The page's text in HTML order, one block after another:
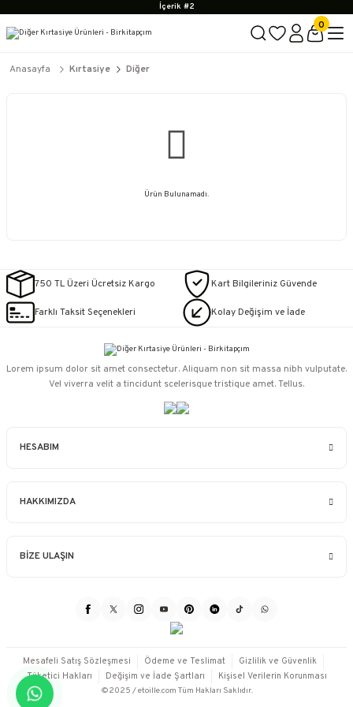
İçerik #2
0
Anasayfa Kırtasiye Diğer
Ürün Bulunamadı.
750 TL Üzeri Ücretsiz Kargo Kart Bilgileriniz Güvende
Farklı Taksit Seçenekleri Kolay Değişim ve İade
HESABIM
HAKKIMIZDA
BİZE ULAŞIN
Lorem ipsum dolor sit amet consectetur. Aliquam non sit massa nibh vulputate.
Vel viverra velit a tincidunt scelerisque tristique amet. Tellus.
©2025 / etoille.com Tüm Hakları Saklıdır.
Mesafeli Satış Sözleşmesi Ödeme ve Teslimat
Gizlilik ve Güvenlik
Tüketici Hakları
Değişim ve İade Şartları Kişisel Verilerin Korunması